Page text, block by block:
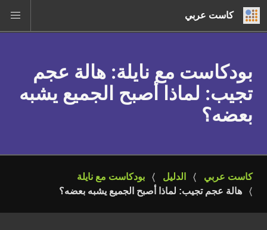
كاست عربي
بودكاست مع نايلة: هالة عجم
تجيب: لماذا أصبح الجميع يشبه
بعضه؟
كاست عربي الدليل
بودكاست مع نايلة
هالة عجم تجيب: لماذا أصبح الجميع يشبه بعضه؟